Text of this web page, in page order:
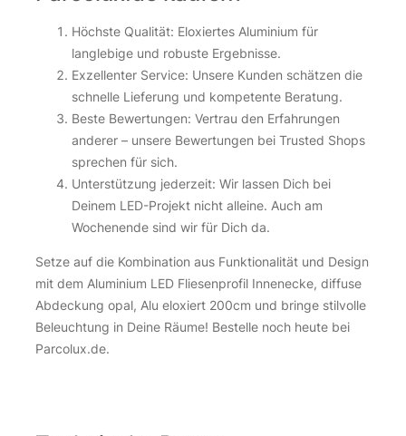
Höchste Qualität: Eloxiertes Aluminium für
langlebige und robuste Ergebnisse.
Exzellenter Service: Unsere Kunden schätzen die
schnelle Lieferung und kompetente Beratung.
Beste Bewertungen: Vertrau den Erfahrungen
anderer – unsere Bewertungen bei Trusted Shops
sprechen für sich.
Unterstützung jederzeit: Wir lassen Dich bei
Deinem LED-Projekt nicht alleine. Auch am
Wochenende sind wir für Dich da.
Setze auf die Kombination aus Funktionalität und Design
mit dem Aluminium LED Fliesenprofil Innenecke, diffuse
Abdeckung opal, Alu eloxiert 200cm und bringe stilvolle
Beleuchtung in Deine Räume! Bestelle noch heute bei
Parcolux.de.